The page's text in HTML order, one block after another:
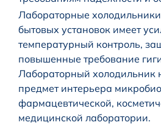
Лабораторные холодильники
бытовых установок имеет
температурный контроль,
повышенные требование
Лабораторный холодильник
предмет интерьера
фармацевтической,
медицинской лаборатории.